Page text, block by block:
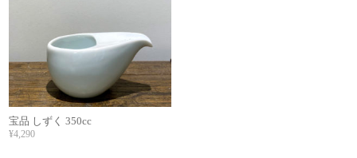
宝品 しずく 350cc
¥4,290